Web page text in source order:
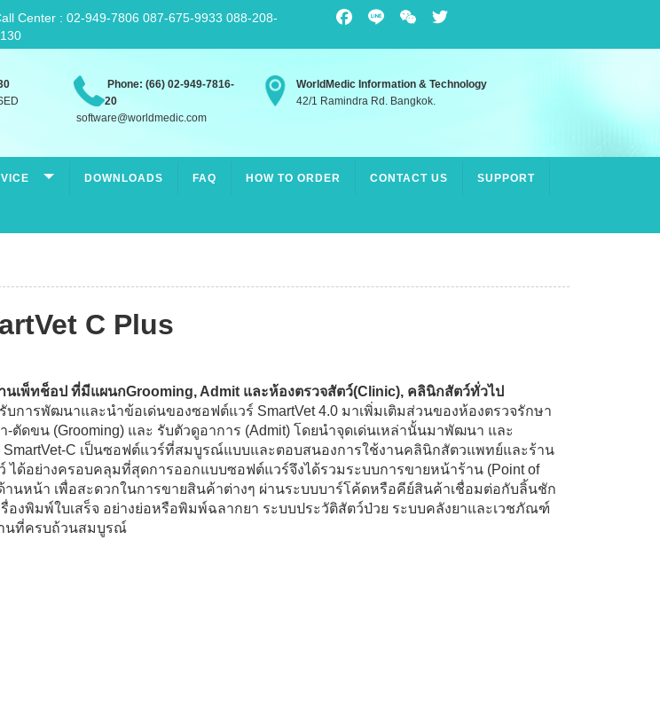
Center : 02-949-7806 087-675-9933 088-208-
Phone: (66) 02-949-7816-
20
software@worldmedic.com
WorldMedic Information & Technology
42/1 Ramindra Rd. Bangkok.
DOWNLOADS FAQ HOW TO ORDER CONTACT US SUPPORT
C Plus
นเพ็ทช็อป ที่มีแผนกGrooming, Admit และห้องตรวจสัตว์(Clinic), คลินิกสัตว์ทั่วไป
รับการพัฒนาและนำข้อเด่นของซอฟต์แวร์ SmartVet 4.0 มาเพิ่มเติมส่วนของห้องตรวจรักษา
-ตัดขน (Grooming) และ รับตัวดูอาการ (Admit) โดยนำจุดเด่นเหล่านั้นมาพัฒนา และ
SmartVet-C เป็นซอฟต์แวร์ที่สมบูรณ์แบบและตอบสนองการใช้งานคลินิกสัตวแพทย์และร้าน
ได้อย่างครอบคลุมที่สุดการออกแบบซอฟต์แวร์จึงได้รวมระบบการขายหน้าร้าน (Point of
ด้านหน้า เพื่อสะดวกในการขายสินค้าต่างๆ ผ่านระบบบาร์โค้ดหรือคีย์สินค้าเชื่อมต่อกับลิ้นชัก
องพิมพ์ใบเสร็จ อย่างย่อหรือพิมพ์ฉลากยา ระบบประวัติสัตว์ป่วย ระบบคลังยาและเวชภัณฑ์
นที่ครบถ้วนสมบูรณ์